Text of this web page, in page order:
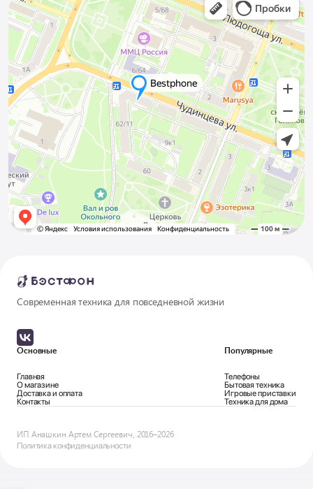
Современная техника для повседневной жизни
Основные
Главная
О магазине
Доставка и оплата
Контакты
Популярные
Телефоны
Бытовая техника
Игровые приставки
Техника для дома
ИП Анашкин Артем Сергеевич, 2016–2026
Политика конфиденциальности